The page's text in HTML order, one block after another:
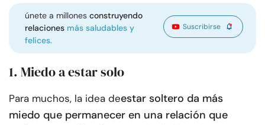
únete a millonesconstruyendo
relaciones más saludables y
felices.
Suscribirse
1. Miedo a estar solo
Para muchos, la idea deestar soltero da más
miedo que permanecer en una relación que